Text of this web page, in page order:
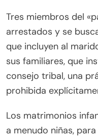
Tres miembros del
arrestados y se
que incluyen al
sus familiares, que
consejo tribal, una
prohibida
Los matrimonios
a menudo niñas,